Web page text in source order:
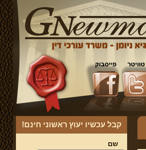
קבל עכשיו יעוץ ראשוני חינם!
שם